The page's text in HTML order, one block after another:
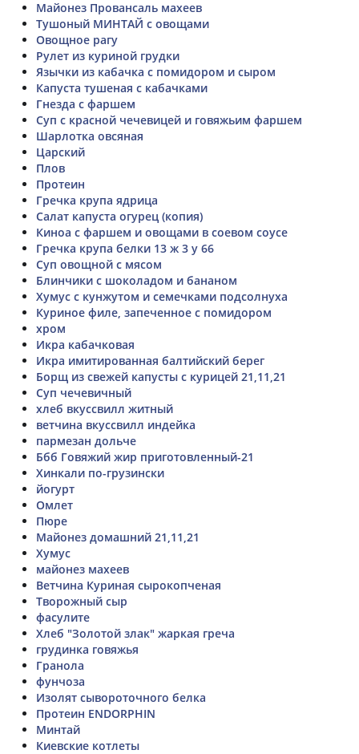
Майонез Провансаль махеев
Тушоный МИНТАЙ с овощами
Овощное рагу
Рулет из куриной грудки
Язычки из кабачка с помидором и сыром
Капуста тушеная с кабачками
Гнезда с фаршем
Суп с красной чечевицей и говяжьим фаршем
Шарлотка овсяная
Царский
Плов
Протеин
Гречка крупа ядрица
Салат капуста огурец (копия)
Киноа с фаршем и овощами в соевом соусе
Гречка крупа белки 13 ж 3 у 66
Суп овощной с мясом
Блинчики с шоколадом и бананом
Хумус с кунжутом и семечками подсолнуха
Куриное филе, запеченное с помидором
хром
Икра кабачковая
Икра имитированная балтийский берег
Борщ из свежей капусты с курицей 21,11,21
Суп чечевичный
хлеб вкуссвилл житный
ветчина вкуссвилл индейка
пармезан дольче
Ббб Говяжий жир приготовленный-21
Хинкали по-грузински
йогурт
Омлет
Пюре
Майонез домашний 21,11,21
Хумус
майонез махеев
Ветчина Куриная сырокопченая
Творожный сыр
фасулите
Хлеб "Золотой злак" жаркая греча
грудинка говяжья
Гранола
фунчоза
Изолят сывороточного белка
Протеин ENDORPHIN
Минтай
Киевские котлеты